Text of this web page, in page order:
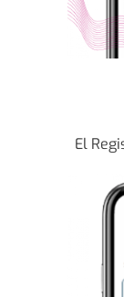
El